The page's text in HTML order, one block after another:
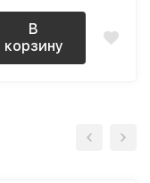
В
корзину